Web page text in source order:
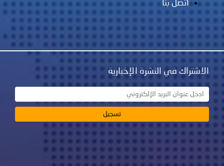
اتصل بنا
الاشتراك في النشرة الإخبارية